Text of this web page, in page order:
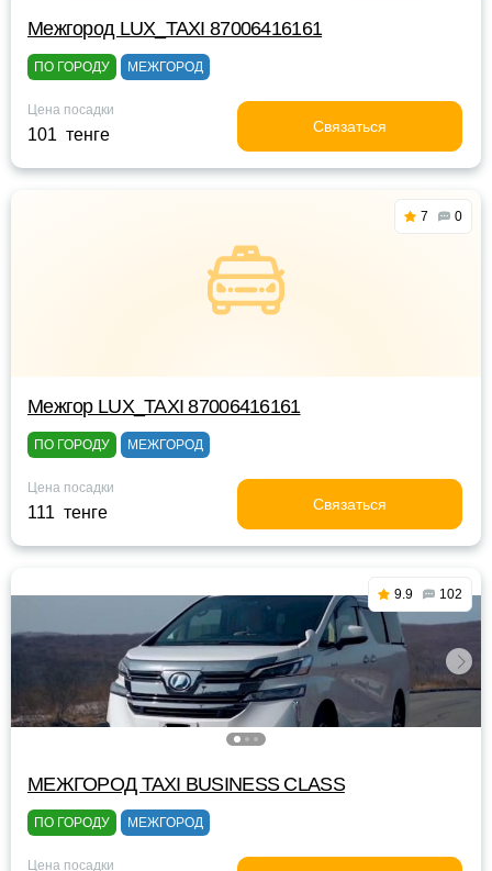
Межгород LUX_TAXI 87006416161
ПО ГОРОДУ МЕЖГОРОД
Цена посадки
101 тенге Связаться
7 0
Межгор LUX_TAXI 87006416161
ПО ГОРОДУ МЕЖГОРОД
Цена посадки
111 тенге Связаться
9.9 102
МЕЖГОРОД TAXI BUSINESS CLASS
ПО ГОРОДУ МЕЖГОРОД
Цена посадки